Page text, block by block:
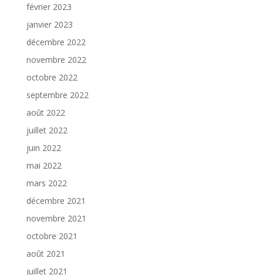
février 2023
janvier 2023
décembre 2022
novembre 2022
octobre 2022
septembre 2022
août 2022
juillet 2022
juin 2022
mai 2022
mars 2022
décembre 2021
novembre 2021
octobre 2021
août 2021
juillet 2021